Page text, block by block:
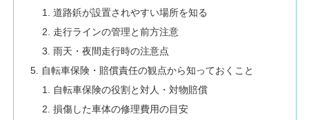
道路鋲が設置されやすい場所を知る
走行ラインの管理と前方注意
雨天・夜間走行時の注意点
自転車保険・賠償責任の観点から知っておくこと
自転車保険の役割と対人・対物賠償
損傷した車体の修理費用の目安